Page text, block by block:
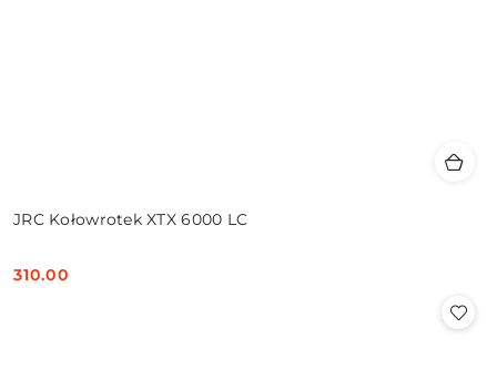
JRC Kołowrotek XTX 6000 LC
Cena:
310.00